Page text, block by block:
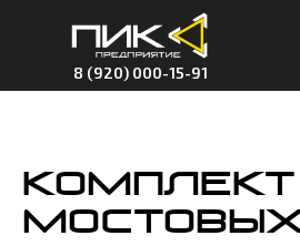
8 (920) 000-15-91
Комплект